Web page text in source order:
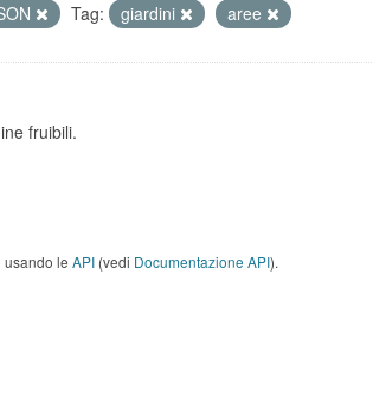
Tag: giardini aree
fruibili.
usando le API (vedi Documentazione API).